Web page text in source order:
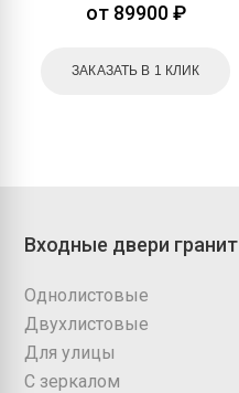
от 89900 ₽
ЗАКАЗАТЬ В 1 КЛИК
Входные двери гранит
Однолистовые
Двухлистовые
Для улицы
С зеркалом